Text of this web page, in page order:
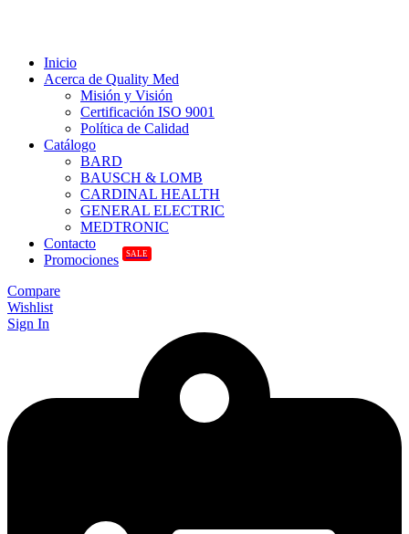
Inicio
Acerca de Quality Med
Misión y Visión
Certificación ISO 9001
Política de Calidad
Catálogo
BARD
BAUSCH & LOMB
CARDINAL HEALTH
GENERAL ELECTRIC
MEDTRONIC
Contacto
Promociones
SALE
Compare
Wishlist
Sign In